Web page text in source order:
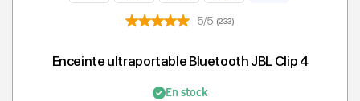
5/5 (233)
Enceinte ultraportable Bluetooth JBL Clip 4
En stock